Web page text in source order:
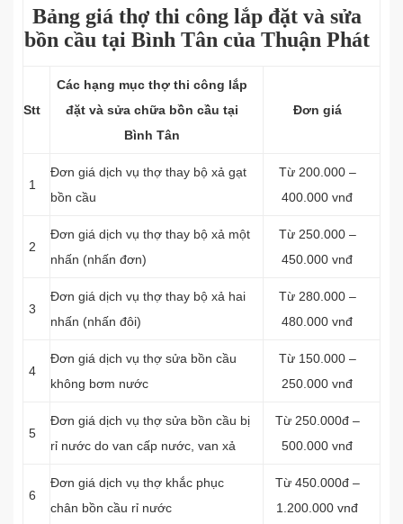
Bảng giá thợ thi công lắp đặt và sửa
bồn cầu tại Bình Tân của Thuận Phát
Stt
Các hạng mục thợ thi công lắp
đặt và sửa chữa bồn cầu tại
Bình Tân
Đơn giá
1
Đơn giá dịch vụ thợ thay bộ xả gạt
bồn cầu
Từ 200.000 –
400.000 vnđ
2
Đơn giá dịch vụ thợ thay bộ xả một
nhấn (nhấn đơn)
Từ 250.000 –
450.000 vnđ
3
Đơn giá dịch vụ thợ thay bộ xả hai
nhấn (nhấn đôi)
Từ 280.000 –
480.000 vnđ
4
Đơn giá dịch vụ thợ sửa bồn cầu
không bơm nước
Từ 150.000 –
250.000 vnđ
5
Đơn giá dịch vụ thợ sửa bồn cầu bị
rỉ nước do van cấp nước, van xả
Từ 250.000đ –
500.000 vnđ
6
Đơn giá dịch vụ thợ khắc phục
chân bồn cầu rỉ nước
Từ 450.000đ –
1.200.000 vnđ